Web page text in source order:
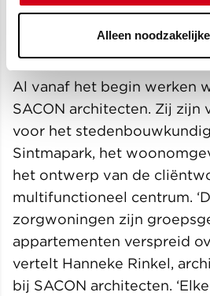
Alleen
Elke locatie
karakter
Al vanaf het begin werken
SACON architecten. Zij
voor het
Sintmapark, het
het ontwerp van de
multifunctioneel centrum.
zorgwoningen zijn
appartementen verspreid
vertelt Hanneke Rinkel,
bij SACON architecten.